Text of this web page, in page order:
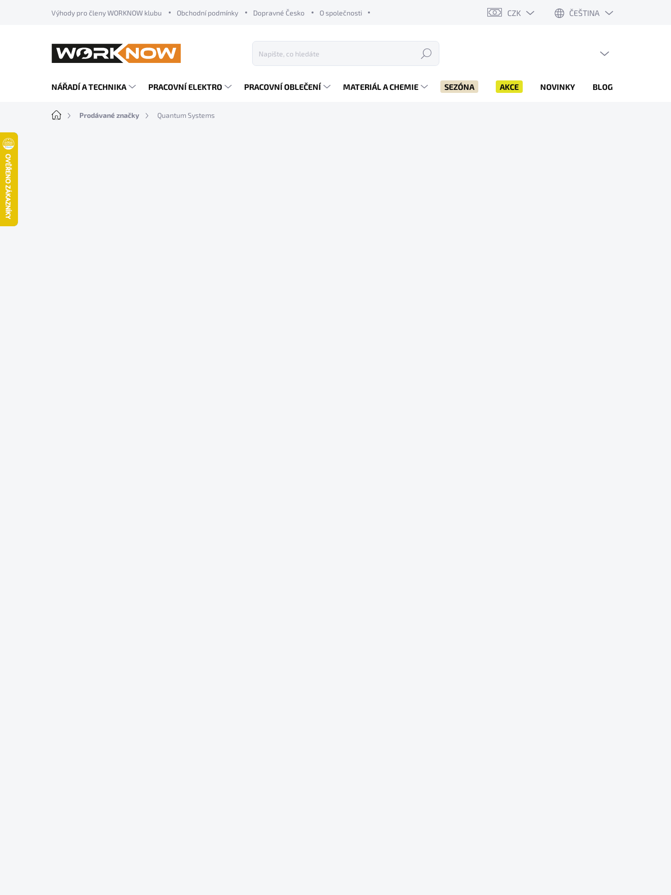
Výhody pro členy WORKNOW klubu Obchodní podmínky Dopravné Česko O společnosti CZK ČEŠTINA
Hledat
NÁŘADÍ A TECHNIKA PRACOVNÍ ELEKTRO PRACOVNÍ OBLEČENÍ MATERIÁL A CHEMIE SEZÓNA AKCE NOVINKY BLOG
Domů Prodávané značky Quantum Systems